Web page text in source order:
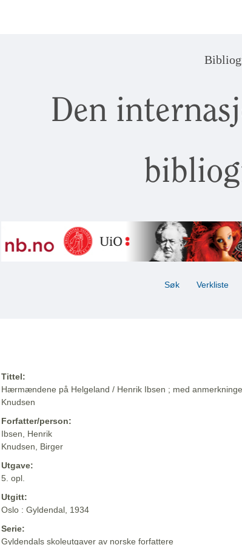
Den
Søk Verkliste
Tittel:
Hærmændene på Helgeland / Henrik Ibsen ; med
Knudsen
Forfatter/person:
Ibsen, Henrik
Knudsen, Birger
Utgave:
5. opl.
Utgitt:
Oslo : Gyldendal, 1934
Serie:
Gyldendals skoleutgaver av norske forfattere